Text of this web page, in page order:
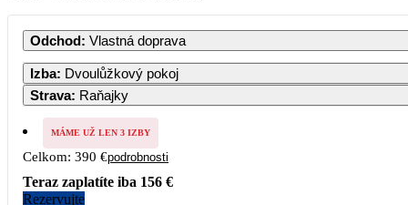
Odchod: Vlastná doprava
Izba: Dvoulůžkový pokoj
Strava: Raňajky
MÁME UŽ LEN 3 IZBY
Celkom: 390 €podrobnosti
Teraz zaplatíte iba 156 €
Rezervujte